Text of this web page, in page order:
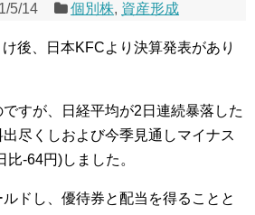
5/14 個別株, 資産形成
後、日本KFCより決算発表があり
すが、日経平均が2日連続暴落した
尽くしおよび今季見通しマイナス
-64円)しました。
ドし、優待券と配当を得ることと